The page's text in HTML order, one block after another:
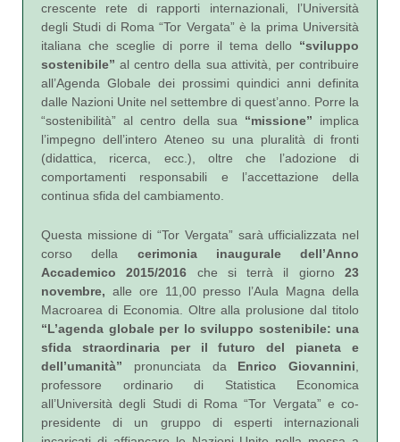
crescente rete di rapporti internazionali, l’Università
degli Studi di Roma “Tor Vergata” è la prima Università
italiana che sceglie di porre il tema dello “sviluppo
sostenibile” al centro della sua attività, per contribuire
all’Agenda Globale dei prossimi quindici anni definita
dalle Nazioni Unite nel settembre di quest’anno. Porre la
“sostenibilità” al centro della sua “missione” implica
l’impegno dell’intero Ateneo su una pluralità di fronti
(didattica, ricerca, ecc.), oltre che l’adozione di
comportamenti responsabili e l’accettazione della
continua sfida del cambiamento.
Questa missione di “Tor Vergata” sarà ufficializzata nel
corso della cerimonia inaugurale dell’Anno
Accademico 2015/2016 che si terrà il giorno23
novembre, alle ore 11,00 presso l’Aula Magna della
Macroarea di Economia. Oltre alla prolusione dal titolo
“L’agenda globale per lo sviluppo sostenibile: una
sfida straordinaria per il futuro del pianeta e
dell’umanità” pronunciata da Enrico Giovannini
professore ordinario di Statistica Economica
all’Università degli Studi di Roma “Tor Vergata” e co-
presidente di un gruppo di esperti internazionali